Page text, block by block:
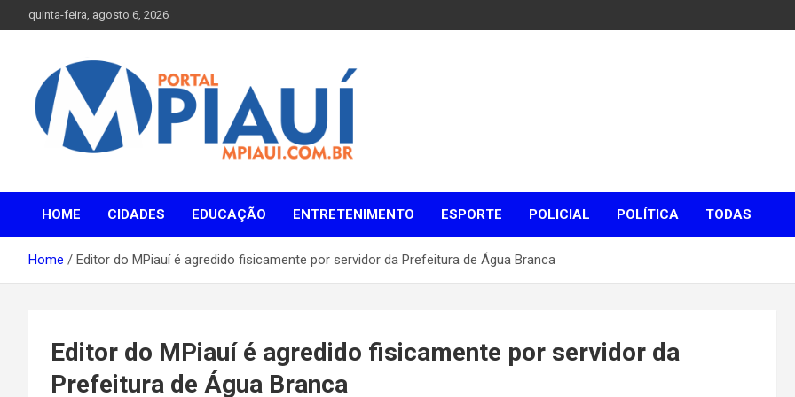
to
quinta-feira, agosto 6, 2026
Portal MPiauí
Parnaíba
HOME
CIDADES EDUCAÇÃO ENTRETENIMENTO ESPORTE POLICIAL POLÍTICA TODAS
Home Editor do MPiauí é agredido fisicamente por servidor da Prefeitura de Água Branca
Editor do MPiauí é agredido fisicamente por servidor da
Prefeitura de Água Branca